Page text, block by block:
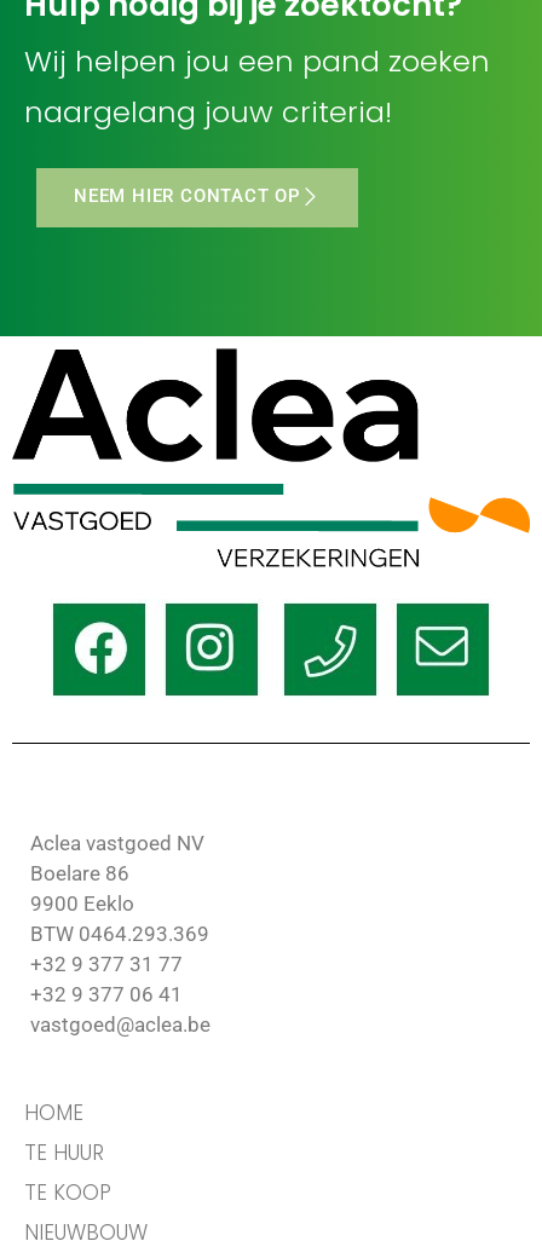
Wij helpen jou een pand zoeken
naargelang jouw criteria!
NEEM HIER CONTACT OP
Aclea vastgoed NV
Boelare 86
9900 Eeklo
BTW 0464.293.369
+32 9 377 31 77
+32 9 377 06 41
vastgoed@aclea.be
HOME
TE HUUR
TE KOOP
NIEUWBOUW